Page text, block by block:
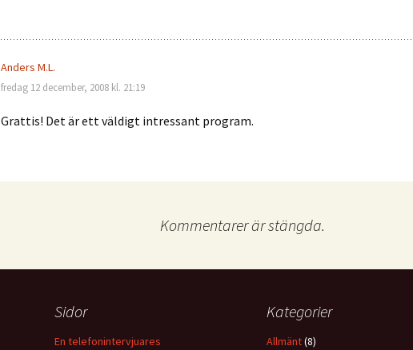
Anders M.L.
fredag 12 december, 2008 kl. 21:19
Grattis! Det är ett väldigt intressant program.
Kommentarer är stängda.
Sidor
En telefonintervjuares
Kategorier
Allmänt(8)